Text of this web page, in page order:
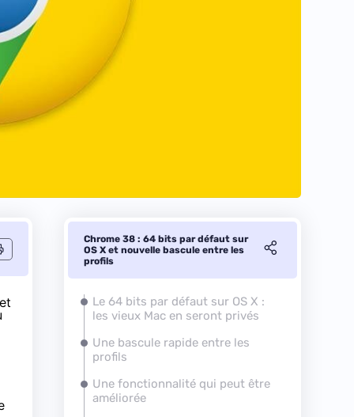
Chrome 38 : 64 bits par défaut sur
OS X et nouvelle bascule entre les
profils
Le 64 bits par défaut sur OS X :
les vieux Mac en seront privés
Une bascule rapide entre les
profils
Une fonctionnalité qui peut être
améliorée